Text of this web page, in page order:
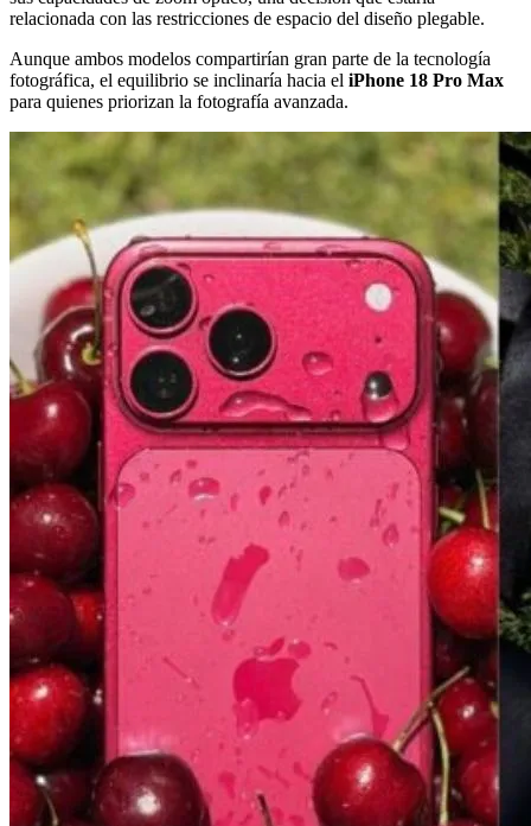
relacionada con las restricciones de espacio del diseño plegable.
Aunque ambos modelos compartirían gran parte de la tecnología
fotográfica, el equilibrio se inclinaría hacia el iPhone 18 Pro Max
para quienes priorizan la fotografía avanzada.